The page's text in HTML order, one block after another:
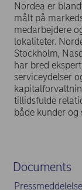
Nordea er
målt på
medarbejdere
lokaliteter.
Stockholm,
har bred
serviceydelser
tillidsfulde
både kunder og
Documents